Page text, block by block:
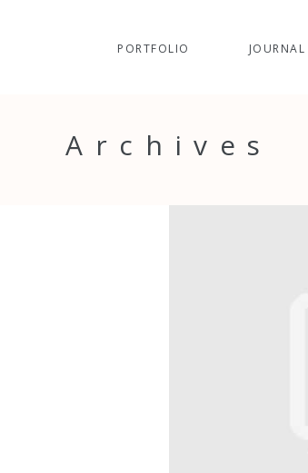
PORTFOLIO JOURNAL
Archives